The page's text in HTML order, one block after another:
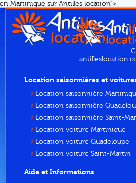
en Martinique sur Antilles location">
Location saisonnières et
Location saisonnière
Location saisonnière
Location saisonnière Saint-
Location voiture Martinique
Location voiture Guadeloupe
Location voiture Saint-Martin
Aide et Informations